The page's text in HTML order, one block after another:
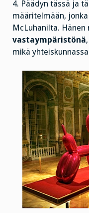
4. Päädyn tässä ja
määritelmään,
McLuhanilta.
vastaympäristönä
mikä